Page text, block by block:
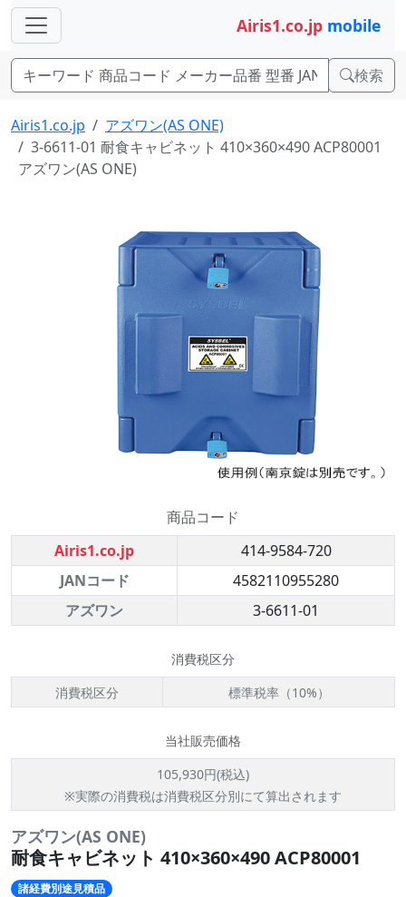
Airis1.co.jp mobile
検索
Airis1.co.jp
アズワン(AS ONE)
3-6611-01 耐食キャビネット 410×360×490 ACP80001
アズワン(AS ONE)
商品コード
Airis1.co.jp
414-9584-720
JANコード
4582110955280
アズワン
3-6611-01
消費税区分
消費税区分
標準税率（10%）
当社販売価格
105,930円(税込)
※実際の消費税は消費税区分別にて算出されます
アズワン(AS ONE)
耐食キャビネット 410×360×490 ACP80001
諸経費別途見積品